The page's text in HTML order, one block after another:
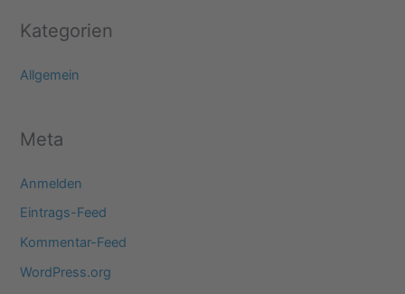
Kategorien
Allgemein
Meta
Anmelden
Eintrags-Feed
Kommentar-Feed
WordPress.org